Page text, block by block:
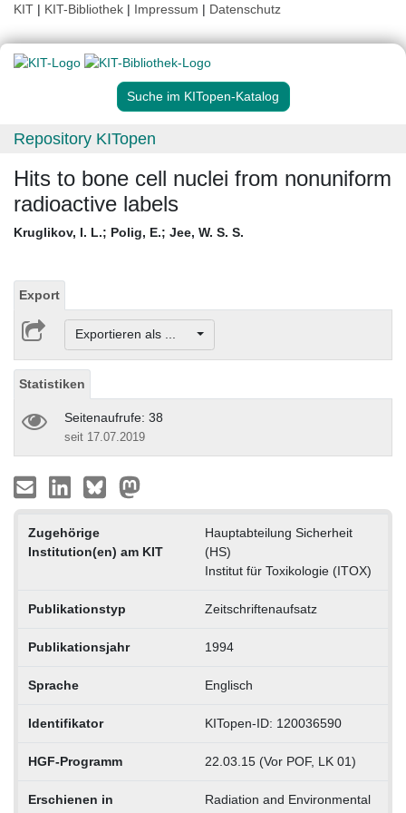
KIT | KIT-Bibliothek | Impressum | Datenschutz
Suche im KITopen-Katalog
Repository KITopen
Hits to bone cell nuclei from nonuniform
radioactive labels
Kruglikov, I. L.; Polig, E.; Jee, W. S. S.
Export
Exportieren als ...
Statistiken
Seitenaufrufe: 38
seit 17.07.2019
Zugehörige
Institution(en) am KIT
Hauptabteilung Sicherheit
(HS)
Institut für Toxikologie (ITOX)
Publikationstyp Zeitschriftenaufsatz
Publikationsjahr 1994
Sprache Englisch
Identifikator KITopen-ID: 120036590
HGF-Programm 22.03.15 (Vor POF, LK 01)
Erschienen in
Radiation and Environmental